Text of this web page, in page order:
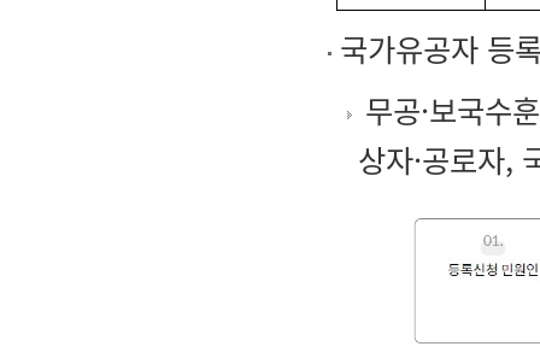
국가유공자 등
무공·보국수
상자·공로자,